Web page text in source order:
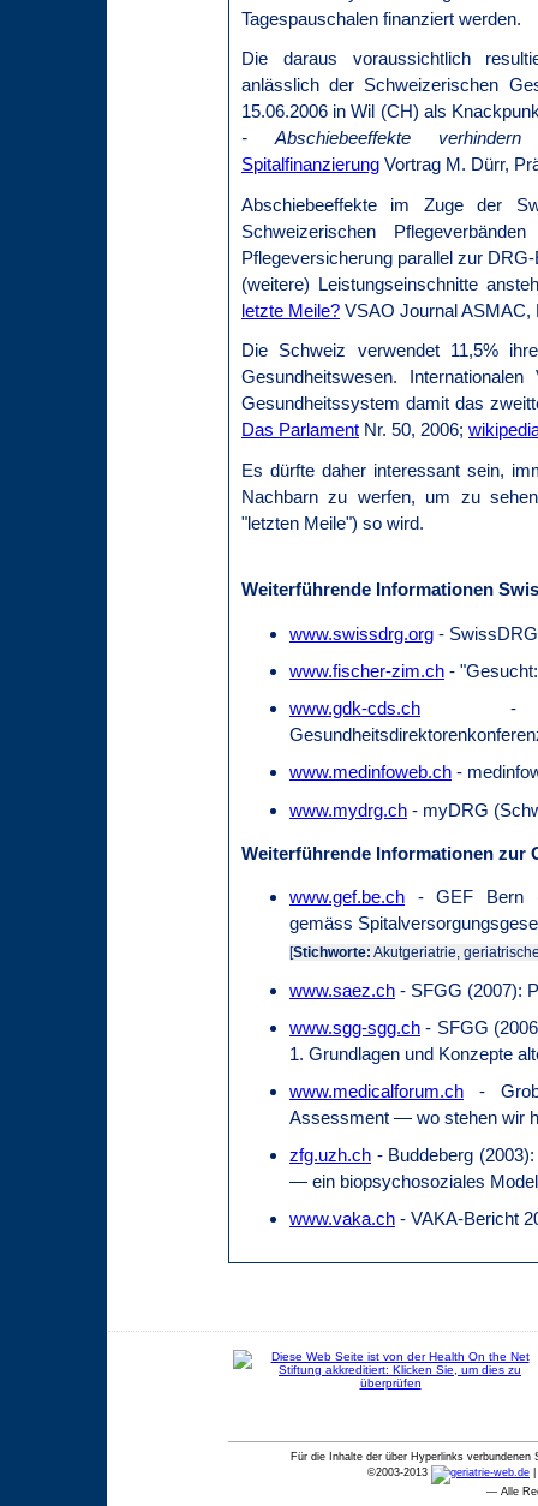
Tagespauschalen finanziert werden.
Die daraus voraussichtlich
anlässlich der Schweizerischen
15.06.2006 in Wil (CH) als
- Abschiebeeffekte verhindern
Spitalfinanzierung Vortrag M. Dürr,
Abschiebeeffekte im Zuge der
Schweizerischen
Pflegeversicherung parallel zur
(weitere) Leistungseinschnitte
letzte Meile? VSAO Journal ASMAC,
Die Schweiz verwendet 11,5%
Gesundheitswesen.
Gesundheitssystem damit das
Das Parlament Nr. 50, 2006;
Es dürfte daher interessant sein,
Nachbarn zu werfen, um zu
"letzten Meile") so wird.
Weiterführende Informationen
www.swissdrg.org -
www.fischer-zim.ch -
www.gdk-cds.ch -
www.medinfoweb.ch -
www.mydrg.ch - myDRG
Weiterführende Informationen zur
www.gef.be.ch - GEF Bern
gemäss
[Stichworte: Akutgeriatrie,
www.saez.ch - SFGG (2007):
www.sgg-sgg.ch - SFGG
1. Grundlagen und Konzepte
www.medicalforum.ch - Grob
Assessment — wo stehen wir
zfg.uzh.ch - Buddeberg
— ein biopsychosoziales
www.vaka.ch - VAKA-Bericht
Für die Inhalte der über Hyperlinks
©2003-2013
— Alle